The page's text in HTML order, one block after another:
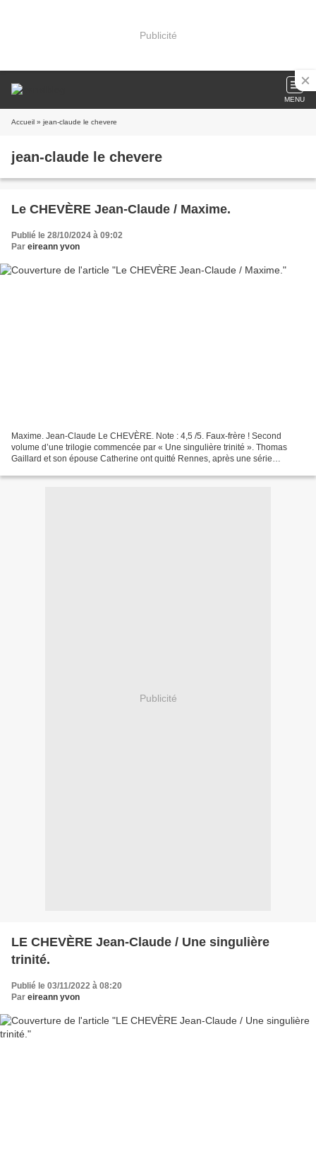
Publicité
MENU
Accueil » jean-claude le chevere
jean-claude le chevere
Le CHEVÈRE Jean-Claude / Maxime.
Publié le 28/10/2024 à 09:02
Par eireann yvon
Maxime. Jean-Claude Le CHEVÈRE. Note : 4,5 /5. Faux-frère ! Second
volume d’une trilogie commencée par « Une singulière trinité ». Thomas
Gaillard et son épouse Catherine ont quitté Rennes, après une série
Publicité
LE CHEVÈRE Jean-Claude / Une singulière
trinité.
Publié le 03/11/2022 à 08:20
Par eireann yvon